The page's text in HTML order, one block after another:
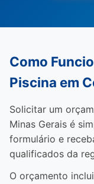
Como
Piscina em
Solicitar um
Minas Gerais é
formulário e
qualificados da
O orçamento